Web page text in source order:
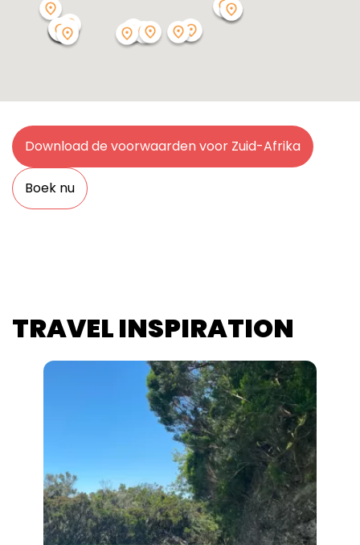
Download de voorwaarden voor Zuid-Afrika
Boek nu
TRAVEL INSPIRATION